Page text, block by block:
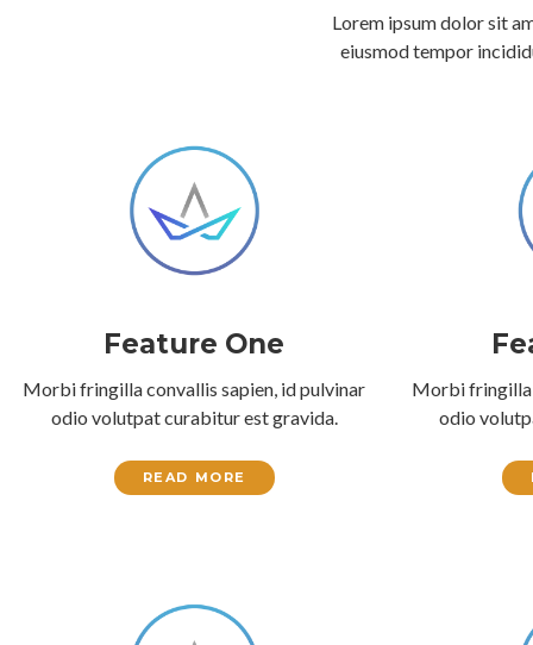
Lorem ipsum dolor sit
eiusmod tempor
Feature One
Morbi fringilla convallis sapien, id pulvinar
odio volutpat curabitur est gravida.
READ MORE
Morbi fringilla
odio